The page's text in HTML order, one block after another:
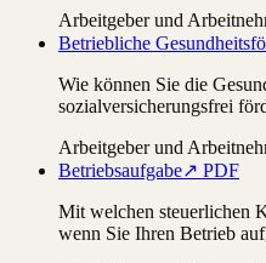
Arbeitgeber und
Betriebliche
Wie können Sie die
sozialversicherungsfrei
Arbeitgeber und
Betriebsaufgabe↗ PDF
Mit welchen steuerlichen
wenn Sie Ihren Betrieb